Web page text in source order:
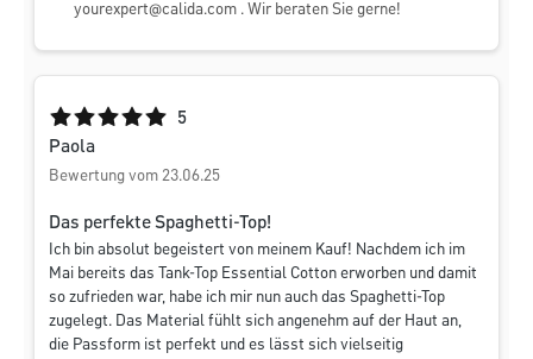
yourexpert@calida.com . Wir beraten Sie gerne!
Durchschnittliche Bewertung von 5 von 5 Sternen
5
Paola
Bewertung vom 23.06.25
Das perfekte Spaghetti-Top!
Ich bin absolut begeistert von meinem Kauf! Nachdem ich im
Mai bereits das Tank-Top Essential Cotton erworben und damit
so zufrieden war, habe ich mir nun auch das Spaghetti-Top
zugelegt. Das Material fühlt sich angenehm auf der Haut an,
die Passform ist perfekt und es lässt sich vielseitig